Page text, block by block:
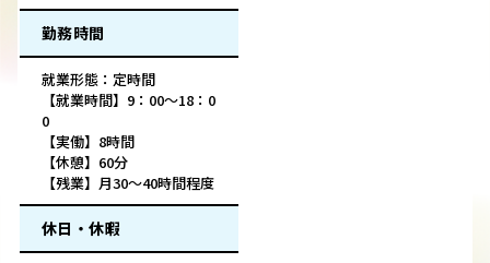
勤務時間
就業形態：定時間
【就業時間】9：00～18：0
0
【実働】8時間
【休憩】60分
【残業】月30～40時間程度
休日・休暇